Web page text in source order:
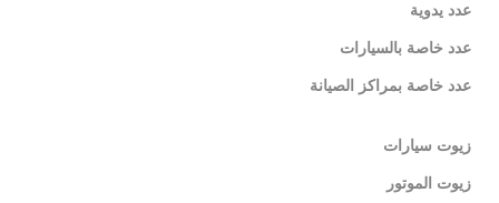
عدد يدوية
عدد خاصة بالسيارات
عدد خاصة بمراكز الصيانة
زيوت سيارات
زيوت الموتور